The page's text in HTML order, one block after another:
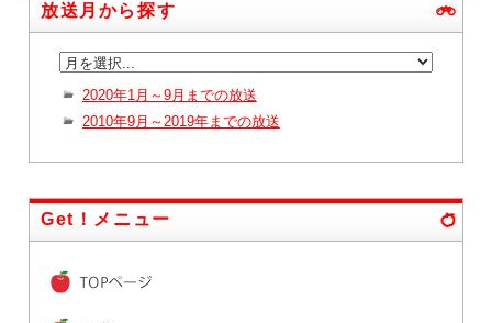
放送月から探す
2020年1月～9月までの放送
2010年9月～2019年までの放送
Get！メニュー